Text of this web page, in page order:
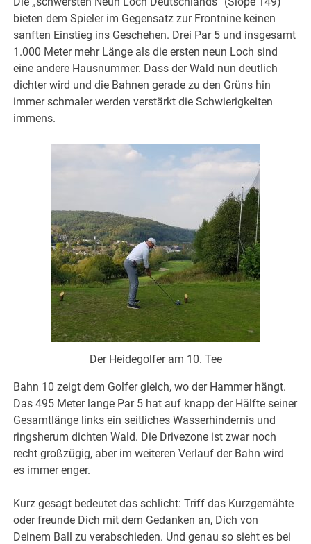
bieten dem Spieler im Gegensatz zur Frontnine keinen
sanften Einstieg ins Geschehen. Drei Par 5 und insgesamt
1.000 Meter mehr Länge als die ersten neun Loch sind
eine andere Hausnummer. Dass der Wald nun deutlich
dichter wird und die Bahnen gerade zu den Grüns hin
immer schmaler werden verstärkt die Schwierigkeiten
immens.
Der Heidegolfer am 10. Tee
Bahn 10 zeigt dem Golfer gleich, wo der Hammer hängt.
Das 495 Meter lange Par 5 hat auf knapp der Hälfte seiner
Gesamtlänge links ein seitliches Wasserhindernis und
ringsherum dichten Wald. Die Drivezone ist zwar noch
recht großzügig, aber im weiteren Verlauf der Bahn wird
es immer enger.
Kurz gesagt bedeutet das schlicht: Triff das Kurzgemähte
oder freunde Dich mit dem Gedanken an, Dich von
Deinem Ball zu verabschieden. Und genau so sieht es bei